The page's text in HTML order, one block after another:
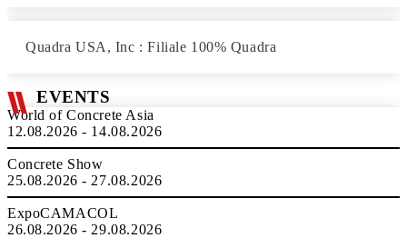
Quadra USA, Inc : Filiale 100% Quadra
EVENTS
World of Concrete Asia
12.08.2026 - 14.08.2026
Concrete Show
25.08.2026 - 27.08.2026
ExpoCAMACOL
26.08.2026 - 29.08.2026